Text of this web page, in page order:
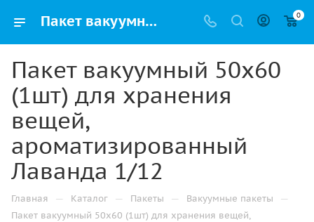
Пакет вакуумный 50х60 (1шт) для хранения вещей, ароматизированный Лаванда 1/12 купить в Ижевске с доставкой оптом и в розницу 0
Пакет вакуумный 50х60
(1шт) для хранения
вещей,
ароматизированный
Лаванда 1/12
Главная — Каталог — Пакеты — Вакуумные пакеты —
Пакет вакуумный 50х60 (1шт) для хранения вещей,